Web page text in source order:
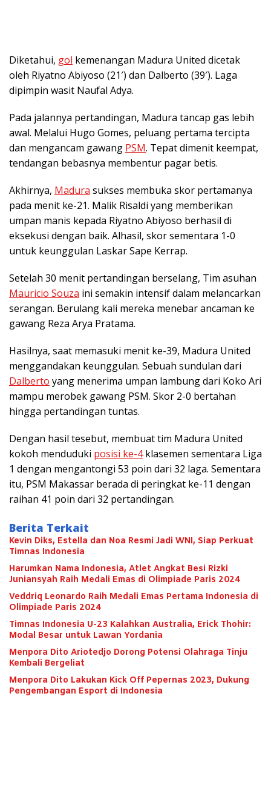
Diketahui, gol kemenangan Madura United dicetak
oleh Riyatno Abiyoso (21′) dan Dalberto (39′). Laga
dipimpin wasit Naufal Adya.
Pada jalannya pertandingan, Madura tancap gas lebih
awal. Melalui Hugo Gomes, peluang pertama tercipta
dan mengancam gawang PSM. Tepat dimenit keempat,
tendangan bebasnya membentur pagar betis.
Akhirnya, Madura sukses membuka skor pertamanya
pada menit ke-21. Malik Risaldi yang memberikan
umpan manis kepada Riyatno Abiyoso berhasil di
eksekusi dengan baik. Alhasil, skor sementara 1-0
untuk keunggulan Laskar Sape Kerrap.
Setelah 30 menit pertandingan berselang, Tim asuhan
Mauricio Souza ini semakin intensif dalam melancarkan
serangan. Berulang kali mereka menebar ancaman ke
gawang Reza Arya Pratama.
Hasilnya, saat memasuki menit ke-39, Madura United
menggandakan keunggulan. Sebuah sundulan dari
Dalberto yang menerima umpan lambung dari Koko Ari
mampu merobek gawang PSM. Skor 2-0 bertahan
hingga pertandingan tuntas.
Dengan hasil tesebut, membuat tim Madura United
kokoh menduduki posisi ke-4klasemen sementara Liga
1 dengan mengantongi 53 poin dari 32 laga. Sementara
itu, PSM Makassar berada di peringkat ke-11 dengan
raihan 41 poin dari 32 pertandingan.
Berita Terkait
Kevin Diks, Estella dan Noa Resmi Jadi WNI, Siap Perkuat
Timnas Indonesia
Harumkan Nama Indonesia, Atlet Angkat Besi Rizki
Juniansyah Raih Medali Emas di Olimpiade Paris 2024
Veddriq Leonardo Raih Medali Emas Pertama Indonesia di
Olimpiade Paris 2024
Timnas Indonesia U-23 Kalahkan Australia, Erick Thohir:
Modal Besar untuk Lawan Yordania
Menpora Dito Ariotedjo Dorong Potensi Olahraga Tinju
Kembali Bergeliat
Menpora Dito Lakukan Kick Off Pepernas 2023, Dukung
Pengembangan Esport di Indonesia